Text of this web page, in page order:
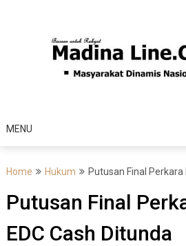
MENU
Home Hukum Putusan Final Perkara
Putusan Final
EDC Cash Ditunda